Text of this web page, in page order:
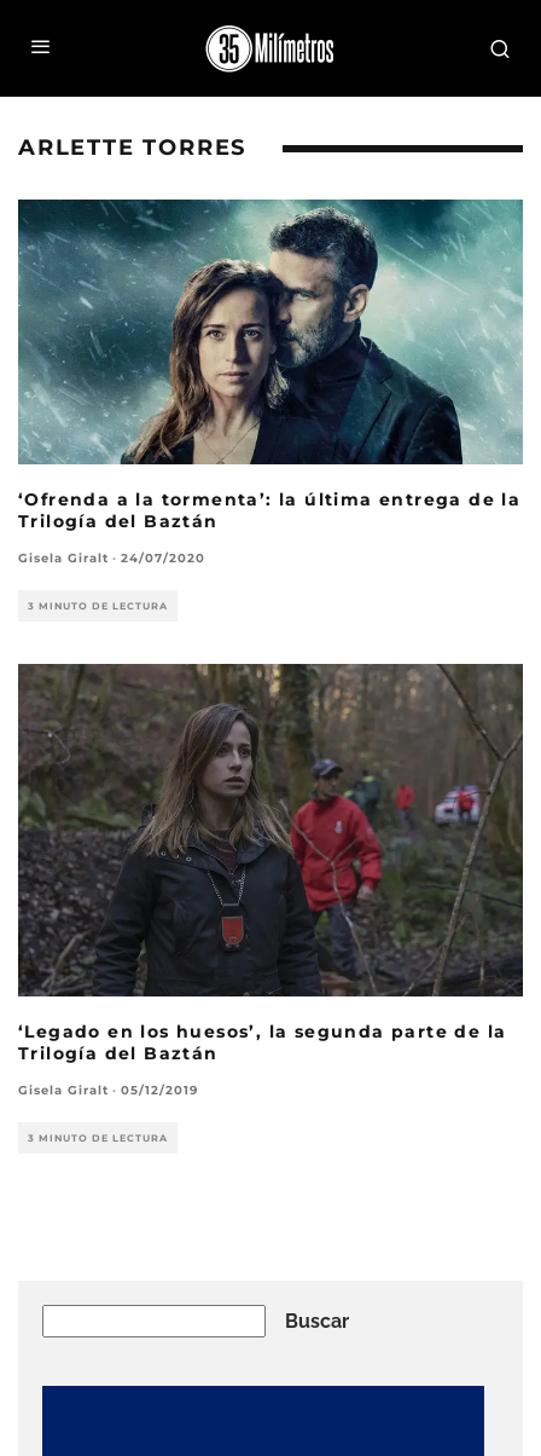
ARLETTE TORRES
‘Ofrenda a la tormenta’: la última entrega de la
Trilogía del Baztán
Gisela Giralt · 24/07/2020
3 MINUTO DE LECTURA
‘Legado en los huesos’, la segunda parte de la
Trilogía del Baztán
Gisela Giralt · 05/12/2019
3 MINUTO DE LECTURA
Buscar